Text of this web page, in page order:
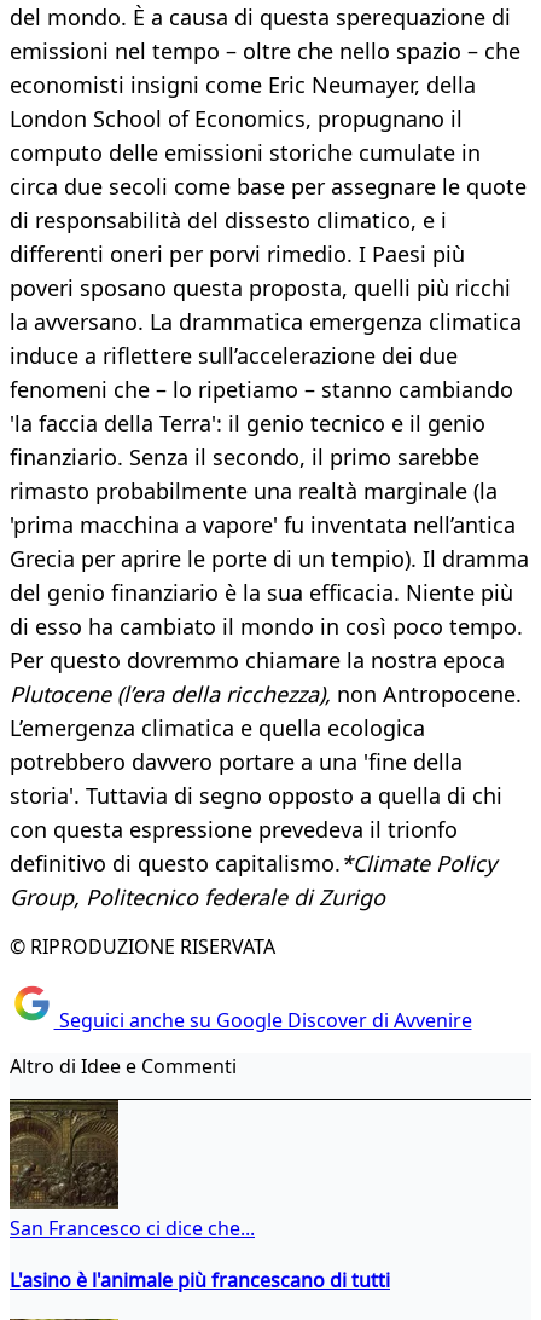
del mondo. È a causa di questa sperequazione di
emissioni nel tempo – oltre che nello spazio – che
economisti insigni come Eric Neumayer, della
London School of Economics, propugnano il
computo delle emissioni storiche cumulate in
circa due secoli come base per assegnare le quote
di responsabilità del dissesto climatico, e i
differenti oneri per porvi rimedio. I Paesi più
poveri sposano questa proposta, quelli più ricchi
la avversano. La drammatica emergenza climatica
induce a riflettere sull’accelerazione dei due
fenomeni che – lo ripetiamo – stanno cambiando
'la faccia della Terra': il genio tecnico e il genio
finanziario. Senza il secondo, il primo sarebbe
rimasto probabilmente una realtà marginale (la
'prima macchina a vapore' fu inventata nell’antica
Grecia per aprire le porte di un tempio). Il dramma
del genio finanziario è la sua efficacia. Niente più
di esso ha cambiato il mondo in così poco tempo.
Per questo dovremmo chiamare la nostra epoca
Plutocene (l’era della ricchezza), non Antropocene.
L’emergenza climatica e quella ecologica
potrebbero davvero portare a una 'fine della
storia'. Tuttavia di segno opposto a quella di chi
con questa espressione prevedeva il trionfo
definitivo di questo capitalismo.*Climate Policy
Group, Politecnico federale di Zurigo
© RIPRODUZIONE RISERVATA
Seguici anche su Google Discover di Avvenire
Altro di Idee e Commenti
San Francesco ci dice che...
L'asino è l'animale più francescano di tutti